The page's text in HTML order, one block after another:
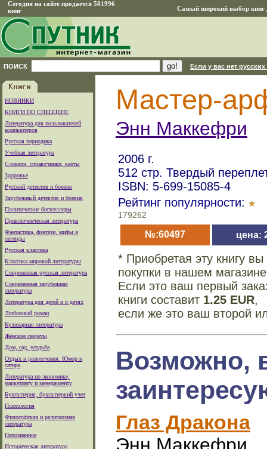
Сегодня на сайте продается 581996
книг
Самый широкий выбор книг
ПОИСК Если у вас нет
НОВИНКИ
КНИГИ ПО СПЕЦЦЕНЕ
Литература для пользователей
компьютеров
Русская периодика
Учебная литература
Словари, справочники, карты
Здоровье
Русский детектив и боевик
Зарубежный детектив и боевик
Политические бестселлеры
Приключенческая литература
Фантастика, фэнтези, мифы и
легенды
Русская классика
Классика мировой литературы
Современная русская литература
Современная зарубежная
литература
Литература для детей и о детях
Любовный роман
Кулинарная литература
Женские секреты
Дом, сад, усадьба
Отдых и развлечения. Юмор и
сатира
Литература по экономике,
маркетингу и менеджменту
Бухгалтерия, бухгалтеркий учет
Психология
Философская и религиозная
литература
Непознанное
Историческая литература
Мастер-
Энн Маккефри
2006 г.
512 стр. Твердый
ISBN: 5-699-15085-4
Рейтинг популярности:
179262
№:60497 цена:
* Приобретая эту книгу
покупки в нашем
Если это ваш первый
книги составит 1.25 EUR,
если же это ваш второй
Возможно,
Глаз Дракона